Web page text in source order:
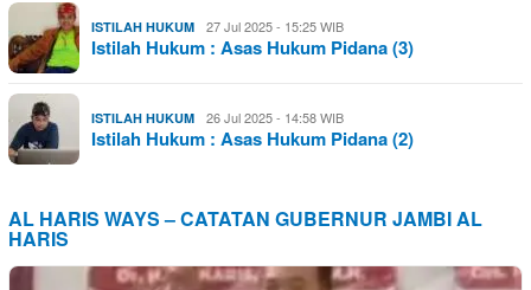
ISTILAH HUKUM 27 Jul 2025 - 15:25 WIB
Istilah Hukum : Asas Hukum Pidana (3)
ISTILAH HUKUM 26 Jul 2025 - 14:58 WIB
Istilah Hukum : Asas Hukum Pidana (2)
AL HARIS WAYS – CATATAN GUBERNUR JAMBI AL
HARIS